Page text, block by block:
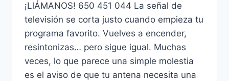
¡LlÁMANOS! 650 451 044 La señal de
televisión se corta justo cuando empieza tu
programa favorito. Vuelves a encender,
resintonizas… pero sigue igual. Muchas
veces, lo que parece una simple molestia
es el aviso de que tu antena necesita una